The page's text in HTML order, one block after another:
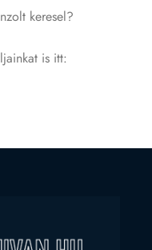
keresel?
is itt: